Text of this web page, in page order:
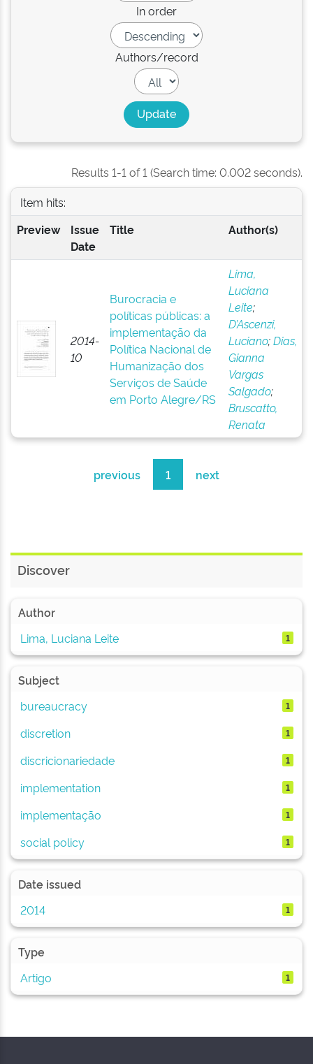
In order
Authors/record
Results 1-1 of 1 (Search time: 0.002 seconds).
Item hits:
Preview
Issue
Date
Title Author(s)
2014-
10
Burocracia e
políticas públicas: a
implementação da
Política Nacional de
Humanização dos
Serviços de Saúde
em Porto Alegre/RS
Lima,
Luciana
Leite;
D’Ascenzi,
Luciano;Dias,
Gianna
Vargas
Salgado;
Bruscatto,
Renata
previous 1 next
Discover
Author
Lima, Luciana Leite
1
Subject
bureaucracy
1
discretion 1
discricionariedade 1
implementation 1
implementação 1
social policy 1
Date issued
2014
1
Type
Artigo
1